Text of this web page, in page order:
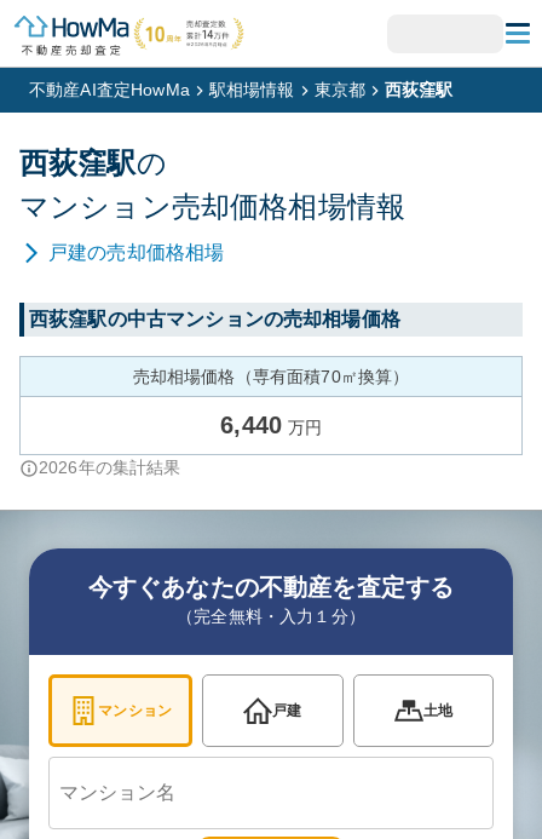
不動産AI査定HowMa 駅相場情報 東京都 西荻窪駅
西荻窪駅の
マンション売却価格相場情報
戸建の売却価格相場
西荻窪駅の中古マンションの売却相場価格
売却相場価格（専有面積70㎡換算）
6,440 万円
2026年の集計結果
今すぐあなたの不動産を査定する
（完全無料・入力１分）
マンション 戸建 土地